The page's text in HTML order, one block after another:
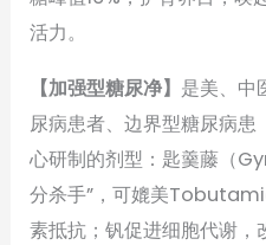
活力。
【加强型糖尿净】 是美、中
尿病患者、边界型糖尿病
心研制的剂型：匙羹藤（
分杀手”，可媲美
素抵抗；钒促进细胞代谢